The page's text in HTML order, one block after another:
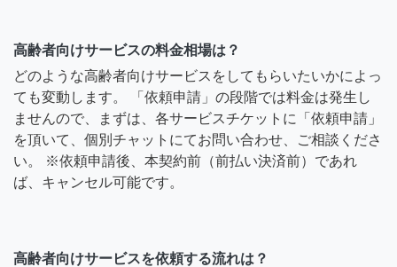
高齢者向けサービスの料金相場は？
どのような高齢者向けサービスをしてもらいたいかによっ
ても変動します。 「依頼申請」の段階では料金は発生し
ませんので、まずは、各サービスチケットに「依頼申請」
を頂いて、個別チャットにてお問い合わせ、ご相談くださ
い。 ※依頼申請後、本契約前（前払い決済前）であれ
ば、キャンセル可能です。
高齢者向けサービスを依頼する流れは？